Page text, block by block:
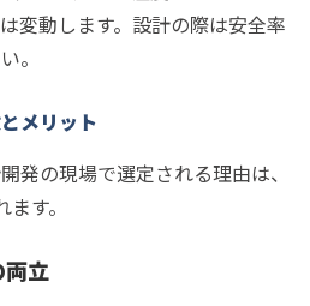
変動します。設計の際は安全率
。
メリット
発の現場で選定される理由は、
す。
両立